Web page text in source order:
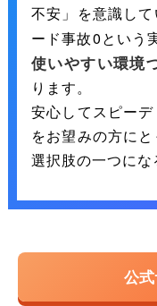
不安」を意識し
ード事故0という
使いやすい環境
ります。
安心してスピー
をお望みの方に
選択肢の一つにな
公